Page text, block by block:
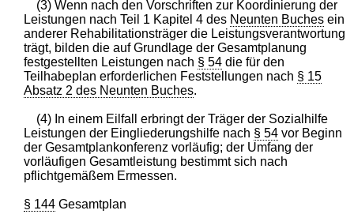
(3) Wenn nach den Vorschriften zur Koordinierung der
Leistungen nach Teil 1 Kapitel 4 des Neunten Buches ein
anderer Rehabilitationsträger die Leistungsverantwortung
trägt, bilden die auf Grundlage der Gesamtplanung
festgestellten Leistungen nach § 54 die für den
Teilhabeplan erforderlichen Feststellungen nach § 15
Absatz 2 des Neunten Buches.
(4) In einem Eilfall erbringt der Träger der Sozialhilfe
Leistungen der Eingliederungshilfe nach § 54 vor Beginn
der Gesamtplankonferenz vorläufig; der Umfang der
vorläufigen Gesamtleistung bestimmt sich nach
pflichtgemäßem Ermessen.
§ 144 Gesamtplan